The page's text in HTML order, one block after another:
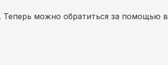
Теперь можно обратиться за помощью в